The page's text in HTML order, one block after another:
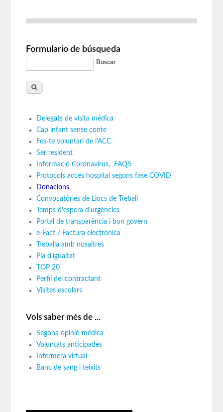
Formulario de búsqueda
Buscar
Delegats de visita mèdica
Cap infant sense conte
Fes-te voluntari de l'ACC
Ser resident
Informació Coronavirus,
FAQS
Protocols accés hospital segons fase COVID
Donacions
Convocatòries de Llocs de Treball
Temps d'espera d'urgències
Portal de transparència i bon govern
e-Fact / Factura electrònica
Treballa amb nosaltres
Pla d'igualtat
TOP 20
Perfil del contractant
Visites escolars
Vols saber més de ...
Segona opinió mèdica
Voluntats anticipades
Infermera virtual
Banc de sang i teixits